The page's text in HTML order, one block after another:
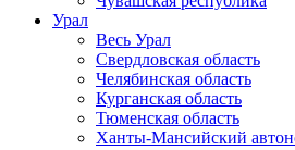
Урал
Весь Урал
Свердловская область
Челябинская область
Курганская область
Тюменская область
Ханты-Мансийский